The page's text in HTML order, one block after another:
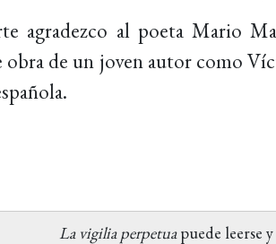
agradezco al poeta Mario
de un joven autor como
La vigilia perpetuapuede leerse